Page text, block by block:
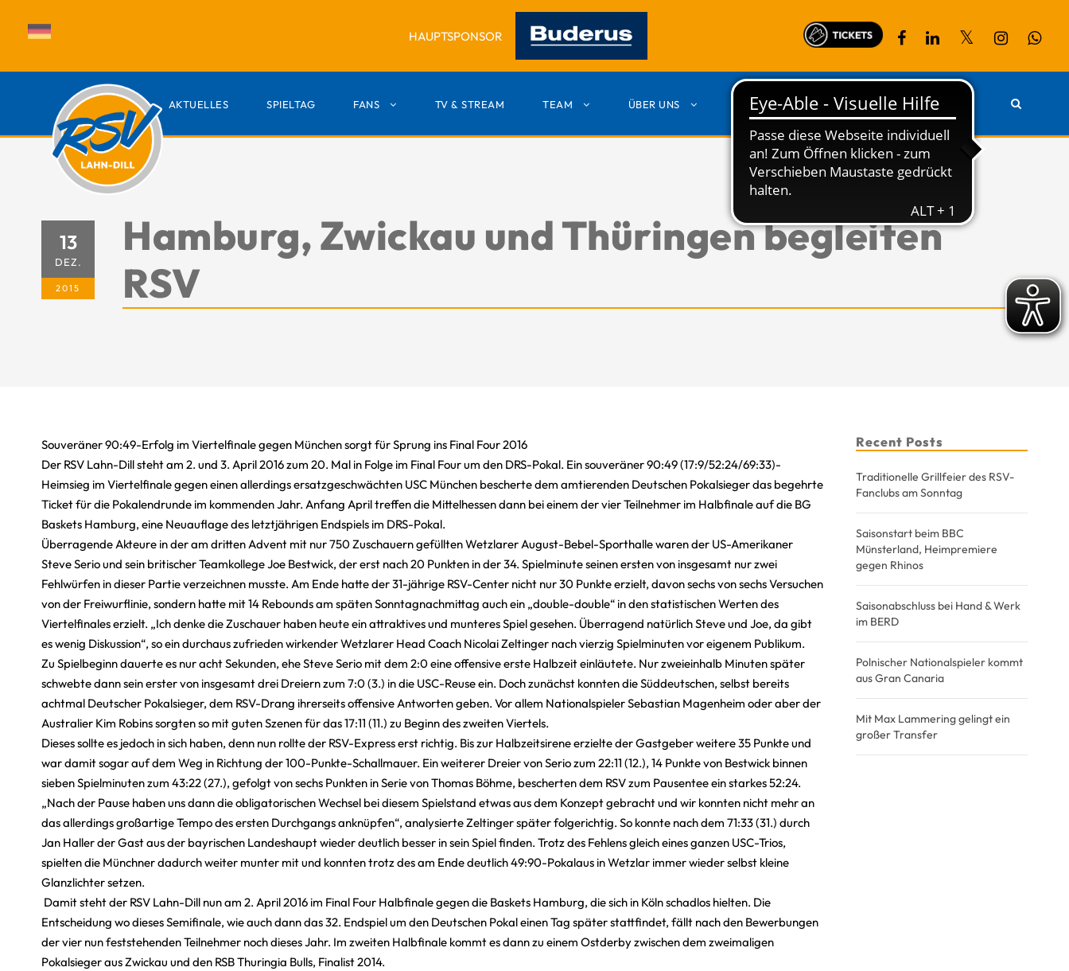
HAUPTSPONSOR
AKTUELLES SPIELTAG FANS TV & STREAM TEAM ÜBER UNS PARTNER KONTAKT
13
DEZ.
2015
Hamburg, Zwickau und Thüringen begleiten
RSV
Souveräner 90:49-Erfolg im Viertelfinale gegen München sorgt für Sprung ins Final Four 2016
Der RSV Lahn-Dill steht am 2. und 3. April 2016 zum 20. Mal in Folge im Final Four um den DRS-Pokal. Ein souveräner 90:49 (17:9/52:24/69:33)-
Heimsieg im Viertelfinale gegen einen allerdings ersatzgeschwächten USC München bescherte dem amtierenden Deutschen Pokalsieger das begehrte
Ticket für die Pokalendrunde im kommenden Jahr. Anfang April treffen die Mittelhessen dann bei einem der vier Teilnehmer im Halbfinale auf die BG
Baskets Hamburg, eine Neuauflage des letztjährigen Endspiels im DRS-Pokal.
Überragende Akteure in der am dritten Advent mit nur 750 Zuschauern gefüllten Wetzlarer August-Bebel-Sporthalle waren der US-Amerikaner
Steve Serio und sein britischer Teamkollege Joe Bestwick, der erst nach 20 Punkten in der 34. Spielminute seinen ersten von insgesamt nur zwei
Fehlwürfen in dieser Partie verzeichnen musste. Am Ende hatte der 31-jährige RSV-Center nicht nur 30 Punkte erzielt, davon sechs von sechs Versuchen
von der Freiwurflinie, sondern hatte mit 14 Rebounds am späten Sonntagnachmittag auch ein „double-double“ in den statistischen Werten des
Viertelfinales erzielt. „Ich denke die Zuschauer haben heute ein attraktives und munteres Spiel gesehen. Überragend natürlich Steve und Joe, da gibt
es wenig Diskussion“, so ein durchaus zufrieden wirkender Wetzlarer Head Coach Nicolai Zeltinger nach vierzig Spielminuten vor eigenem Publikum.
Zu Spielbeginn dauerte es nur acht Sekunden, ehe Steve Serio mit dem 2:0 eine offensive erste Halbzeit einläutete. Nur zweieinhalb Minuten später
schwebte dann sein erster von insgesamt drei Dreiern zum 7:0 (3.) in die USC-Reuse ein. Doch zunächst konnten die Süddeutschen, selbst bereits
achtmal Deutscher Pokalsieger, dem RSV-Drang ihrerseits offensive Antworten geben. Vor allem Nationalspieler Sebastian Magenheim oder aber der
Australier Kim Robins sorgten so mit guten Szenen für das 17:11 (11.) zu Beginn des zweiten Viertels.
Dieses sollte es jedoch in sich haben, denn nun rollte der RSV-Express erst richtig. Bis zur Halbzeitsirene erzielte der Gastgeber weitere 35 Punkte und
war damit sogar auf dem Weg in Richtung der 100-Punkte-Schallmauer. Ein weiterer Dreier von Serio zum 22:11 (12.), 14 Punkte von Bestwick binnen
sieben Spielminuten zum 43:22 (27.), gefolgt von sechs Punkten in Serie von Thomas Böhme, bescherten dem RSV zum Pausentee ein starkes 52:24.
„Nach der Pause haben uns dann die obligatorischen Wechsel bei diesem Spielstand etwas aus dem Konzept gebracht und wir konnten nicht mehr an
das allerdings großartige Tempo des ersten Durchgangs anknüpfen“, analysierte Zeltinger später folgerichtig. So konnte nach dem 71:33 (31.) durch
Jan Haller der Gast aus der bayrischen Landeshaupt wieder deutlich besser in sein Spiel finden. Trotz des Fehlens gleich eines ganzen USC-Trios,
spielten die Münchner dadurch weiter munter mit und konnten trotz des am Ende deutlich 49:90-Pokalaus in Wetzlar immer wieder selbst kleine
Glanzlichter setzen.
Damit steht der RSV Lahn-Dill nun am 2. April 2016 im Final Four Halbfinale gegen die Baskets Hamburg, die sich in Köln schadlos hielten. Die
Entscheidung wo dieses Semifinale, wie auch dann das 32. Endspiel um den Deutschen Pokal einen Tag später stattfindet, fällt nach den Bewerbungen
der vier nun feststehenden Teilnehmer noch dieses Jahr. Im zweiten Halbfinale kommt es dann zu einem Ostderby zwischen dem zweimaligen
Pokalsieger aus Zwickau und den RSB Thuringia Bulls, Finalist 2014.
Recent Posts
Traditionelle Grillfeier des RSV-
Fanclubs am Sonntag
Saisonstart beim BBC
Münsterland, Heimpremiere
gegen Rhinos
Saisonabschluss bei Hand & Werk
im BERD
Polnischer Nationalspieler kommt
aus Gran Canaria
Mit Max Lammering gelingt ein
großer Transfer